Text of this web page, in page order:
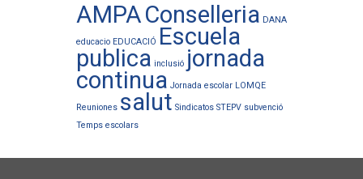
AMPAConselleria DANA
educacio EDUCACIÓ Escuela
publica inclusió jornada
continua Jornada escolar LOMQE
Reuniones salut Sindicatos STEPV subvenció
Temps escolars